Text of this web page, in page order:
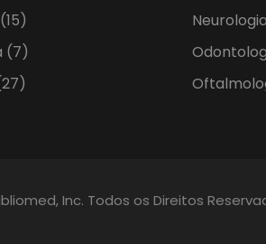
(15)
(7)
Inc. Todos os Direitos